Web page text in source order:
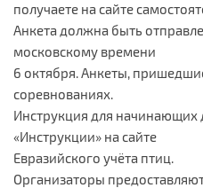
получаете на сайте
Анкета должна быть
московскому времени
6 октября. Анкеты,
соревнованиях.
Инструкция для начинающих
«Инструкции» на сайте
Евразийского учёта птиц.
Организаторы